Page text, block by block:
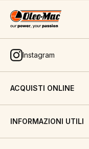
Instagram
ACQUISTI ONLINE
INFORMAZIONI UTILI